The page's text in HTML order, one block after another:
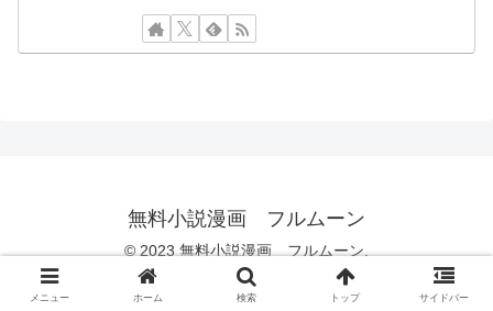
無料小説漫画 フルムーン
© 2023 無料小説漫画 フルムーン.
メニュー ホーム 検索 トップ サイドバー